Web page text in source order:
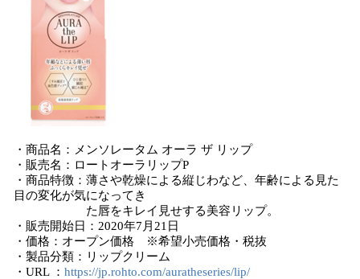
・商品名：メンソレータム オーラ ザ リップ
・販売名：ロートオーラリップP
・商品特徴：薄さや乾燥による縦じわなど、年齢による見た
目の変化が気になってき
た唇をキレイ見せする美容リップ。
・販売開始日：2020年7月21日
・価格：オープン価格 ※希望小売価格・税抜
・製品分類：リップクリーム
・URL ： https://jp.rohto.com/auratheseries/lip/